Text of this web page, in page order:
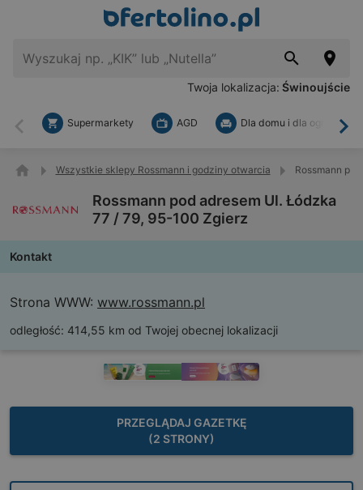
Twoja lokalizacja: Świnoujście
Wstecz
Supermarkety AGD Dla domu i dla ogrodu
Wszystkie sklepy Rossmann i godziny otwarcia Rossmann
Rossmann pod adresem Ul. Łódzka
77 / 79, 95-100 Zgierz
Kontakt
Strona WWW: www.rossmann.pl
odległość: 414,55 km od Twojej obecnej lokalizacji
PRZEGLĄDAJ GAZETKĘ
(2 STRONY)